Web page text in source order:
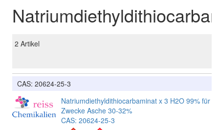
2 Artikel
CAS: 20624-25-3
Natriumdiethyldithiocarbaminat x 3 H2O 99% für
Zwecke Asche 30-32%
CAS: 20624-25-3